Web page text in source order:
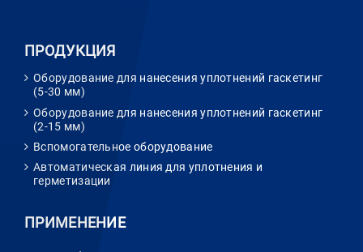
ПРОДУКЦИЯ
Оборудование для нанесения уплотнений гаскетинг
(5-30 мм)
Оборудование для нанесения уплотнений гаскетинг
(2-15 мм)
Вспомогательное оборудование
Автоматическая линия для уплотнения и
герметизации
ПРИМЕНЕНИЕ